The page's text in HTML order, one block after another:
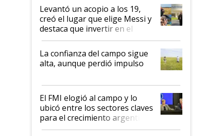
Levantó un acopio a los 19,
creó el lugar que elige Messi y
destaca que invertir en el
kirchnerismo era como "darle
plata a un hijo para droga":
Juan Félix Rossetti, el libertario
que de una dura crisis salió
de Milei
La confianza del campo sigue
alta, aunque perdió impulso
El FMI elogió al campo y lo
ubicó entre los sectores claves
para el crecimiento argentino